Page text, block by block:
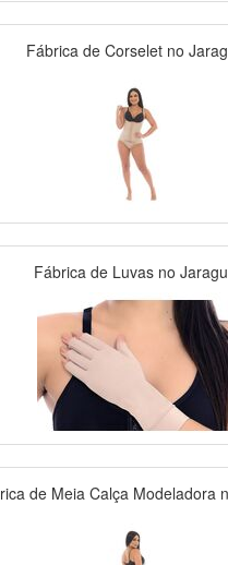
Fábrica de Corselet no
Fábrica de Luvas no
de Meia Calça Modeladora